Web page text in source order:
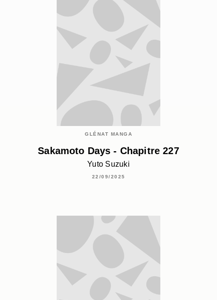
GLÉNAT MANGA
Sakamoto Days - Chapitre 227
Yuto Suzuki
22/09/2025